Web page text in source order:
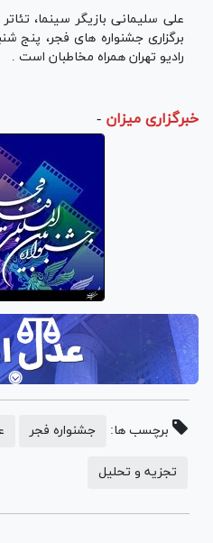
علی سلیمانی بازیگر سینما،
برگزاری جشنواره های فجر، پنج
رادیو تهران همراه مخاطبان است .
خبرگزاری میزان -
برچسب ها: جشنواره فجر
تجزیه و تحلیل